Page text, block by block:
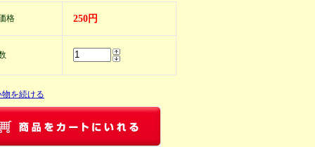
格 250円
物を続ける